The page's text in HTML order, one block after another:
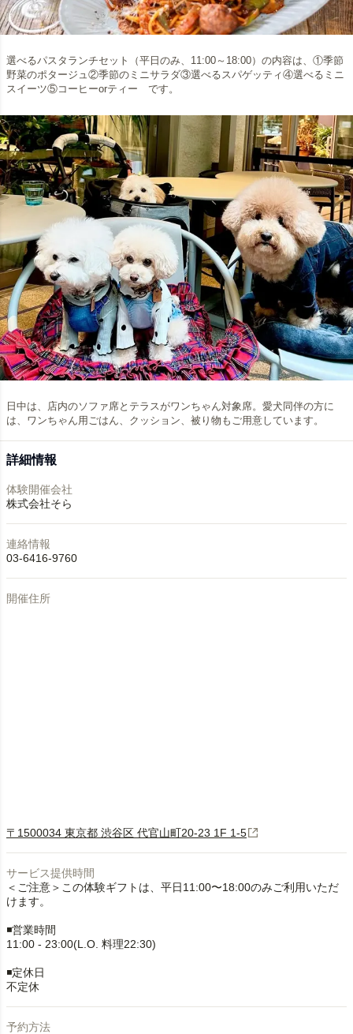
選べるパスタランチセット（平日のみ、11:00～18:00）の内容は、①季節
野菜のポタージュ②季節のミニサラダ③選べるスパゲッティ④選べるミニ
スイーツ⑤コーヒーorティー です。
日中は、店内のソファ席とテラスがワンちゃん対象席。愛犬同伴の方に
は、ワンちゃん用ごはん、クッション、被り物もご用意しています。
詳細情報
体験開催会社
株式会社そら
連絡情報
03-6416-9760
開催住所
〒1500034 東京都 渋谷区 代官山町20-23 1F 1-5
サービス提供時間
＜ご注意＞この体験ギフトは、平日11:00〜18:00のみご利用いただ
けます。
◾️営業時間
11:00 - 23:00(L.O. 料理22:30)
◾️定休日
不定休
予約方法